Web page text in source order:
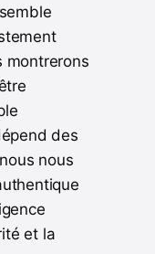
montrerons
des
nous
et la